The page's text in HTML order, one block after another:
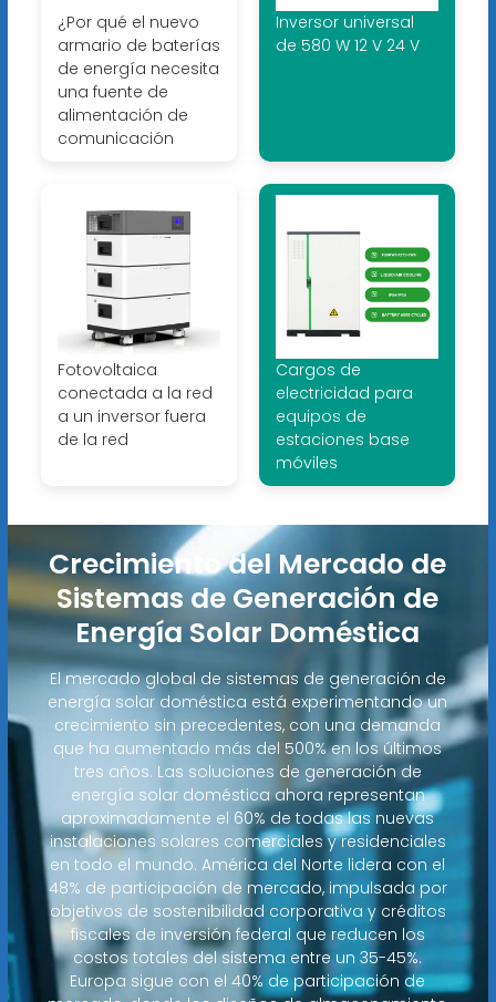
¿Por qué el nuevo
armario de baterías
de energía necesita
una fuente de
alimentación de
comunicación
Inversor universal
de 580 W 12 V 24 V
Fotovoltaica
conectada a la red
a un inversor fuera
de la red
Cargos de
electricidad para
equipos de
estaciones base
móviles
Crecimiento del Mercado de
Sistemas de Generación de
Energía Solar Doméstica
El mercado global de sistemas de generación de
energía solar doméstica está experimentando un
crecimiento sin precedentes, con una demanda
que ha aumentado más del 500% en los últimos
tres años. Las soluciones de generación de
energía solar doméstica ahora representan
aproximadamente el 60% de todas las nuevas
instalaciones solares comerciales y residenciales
en todo el mundo. América del Norte lidera con el
48% de participación de mercado, impulsada por
objetivos de sostenibilidad corporativa y créditos
fiscales de inversión federal que reducen los
costos totales del sistema entre un 35-45%.
Europa sigue con el 40% de participación de